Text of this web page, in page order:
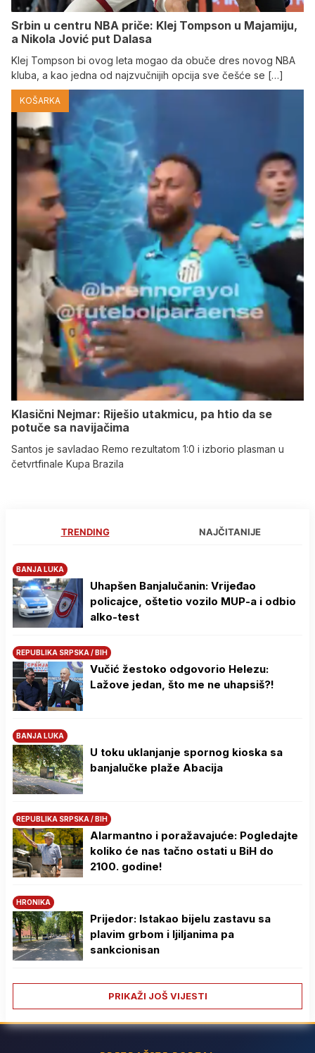
Srbin u centru NBA priče: Klej Tompson u Majamiju,
a Nikola Jović put Dalasa
Klej Tompson bi ovog leta mogao da obuče dres novog NBA
kluba, a kao jedna od najzvučnijih opcija sve češće se […]
KOŠARKA
Klasični Nejmar: Riješio utakmicu, pa htio da se
potuče sa navijačima
Santos je savladao Remo rezultatom 1:0 i izborio plasman u
četvrtfinale Kupa Brazila
TRENDING NAJČITANIJE
BANJA LUKA
Uhapšen Banjalučanin: Vrijeđao
policajce, oštetio vozilo MUP-a i odbio
alko-test
REPUBLIKA SRPSKA / BIH
Vučić žestoko odgovorio Helezu:
Lažove jedan, što me ne uhapsiš?!
BANJA LUKA
U toku uklanjanje spornog kioska sa
banjalučke plaže Abacija
REPUBLIKA SRPSKA / BIH
Alarmantno i poražavajuće: Pogledajte
koliko će nas tačno ostati u BiH do
2100. godine!
HRONIKA
Prijedor: Istakao bijelu zastavu sa
plavim grbom i ljiljanima pa
sankcionisan
PRIKAŽI JOŠ VIJESTI